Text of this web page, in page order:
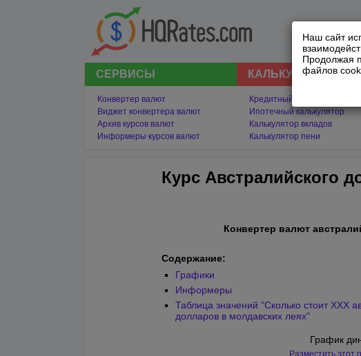
Наш сайт
Продолжая
файлов
СЕРВИСЫ
Конвертер валют
Виджет конвертера валют
Архив курсов валют
Информеры курсов валют
КАЛЬКУЛЯТОРЫ
Кредитный калькулятор
Ипотечный калькулятор
Калькулятор вкладов
Калькулятор пени
Курс Австралийского
Конвертер валют
Содержание:
Графики
Информеры
Таблица значений "Сколько стоит XXX
долларов в молдавских леях"
График
Разместить этот